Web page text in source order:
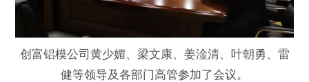
创富铝模公司黄少媚、梁文康、姜淦清、叶朝勇、雷
健等领导及各部门高管参加了会议。